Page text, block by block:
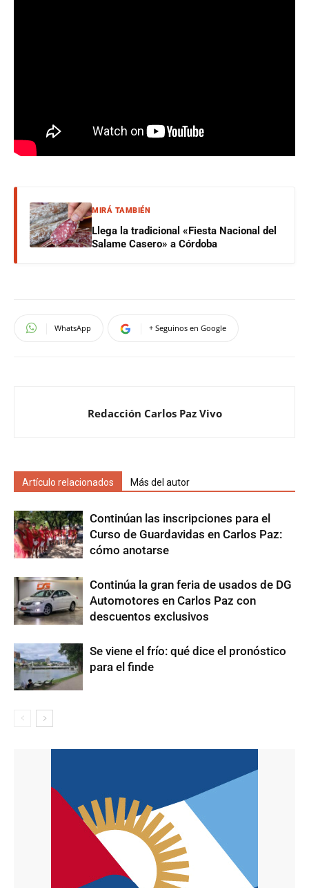
MIRÁ TAMBIÉN
Llega la tradicional «Fiesta Nacional del
Salame Casero» a Córdoba
WhatsApp + Seguinos en Google
Redacción Carlos Paz Vivo
Artículo relacionados Más del autor
Continúan las inscripciones para el
Curso de Guardavidas en Carlos Paz:
cómo anotarse
Continúa la gran feria de usados de DG
Automotores en Carlos Paz con
descuentos exclusivos
Se viene el frío: qué dice el pronóstico
para el finde